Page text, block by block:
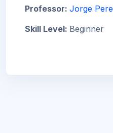
Professor: Jorge
Skill Level: Beginner